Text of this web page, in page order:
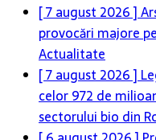
[ 7 august 2026 ]
provocări majore
Actualitate
[ 7 august 2026 ]
celor 972 de
sectorului bio din